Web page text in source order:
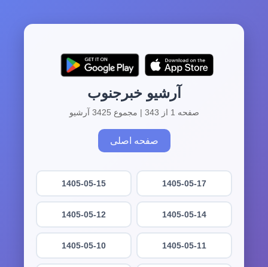
آرشیو خبرجنوب
صفحه 1 از 343 | مجموع 3425 آرشیو
صفحه اصلی
1405-05-17
1405-05-15
1405-05-14
1405-05-12
1405-05-11
1405-05-10